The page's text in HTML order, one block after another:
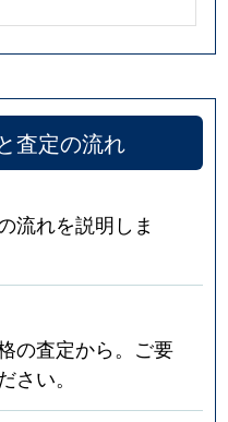
住吉(ＪＲ・六甲ライ
住吉(ＪＲ・六甲ライ
住吉(ＪＲ・六甲ライ
住吉(阪神)
査定の流れ
流れを説明しま
の査定から。ご要
さい。